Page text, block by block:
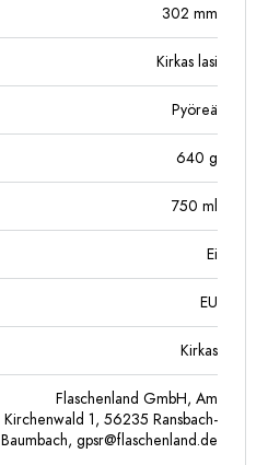
302 mm
Kirkas lasi
Pyöreä
640 g
750 ml
Ei
EU
Kirkas
Flaschenland GmbH, Am
Kirchenwald 1, 56235 Ransbach-
Baumbach, gpsr@flaschenland.de